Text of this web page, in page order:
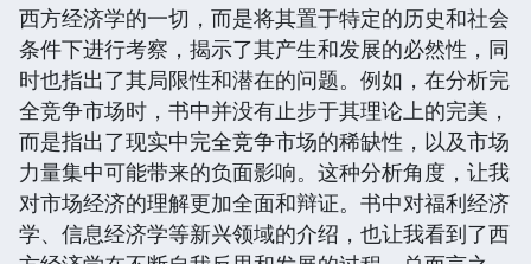
西方经济学的一切，而是将其置于特定的历史和社会
条件下进行考察，揭示了其产生和发展的必然性，同
时也指出了其局限性和潜在的问题。例如，在分析完
全竞争市场时，书中并没有止步于其理论上的完美，
而是指出了现实中完全竞争市场的稀缺性，以及市场
力量集中可能带来的负面影响。这种分析角度，让我
对市场经济的理解更加全面和辩证。书中对福利经济
学、信息经济学等新兴领域的介绍，也让我看到了西